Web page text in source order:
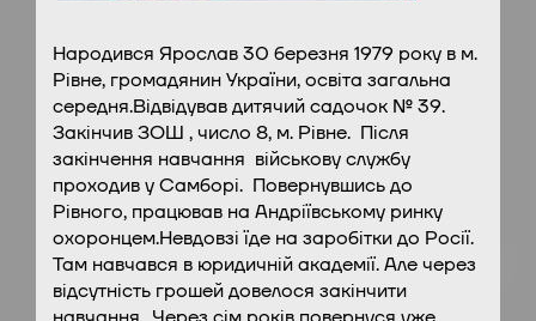
Народився Ярослав 30 березня 1979 року в м.
Рівне, громадянин України, освіта загальна
середня.Відвідував дитячий садочок № 39.
Закінчив ЗОШ , число 8, м. Рівне. Після
закінчення навчання військову службу
проходив у Самборі. Повернувшись до
Рівного, працював на Андріївському ринку
охоронцем.Невдовзі їде на заробітки до Росії.
Там навчався в юридичній академії. Але через
відсутність грошей довелося закінчити